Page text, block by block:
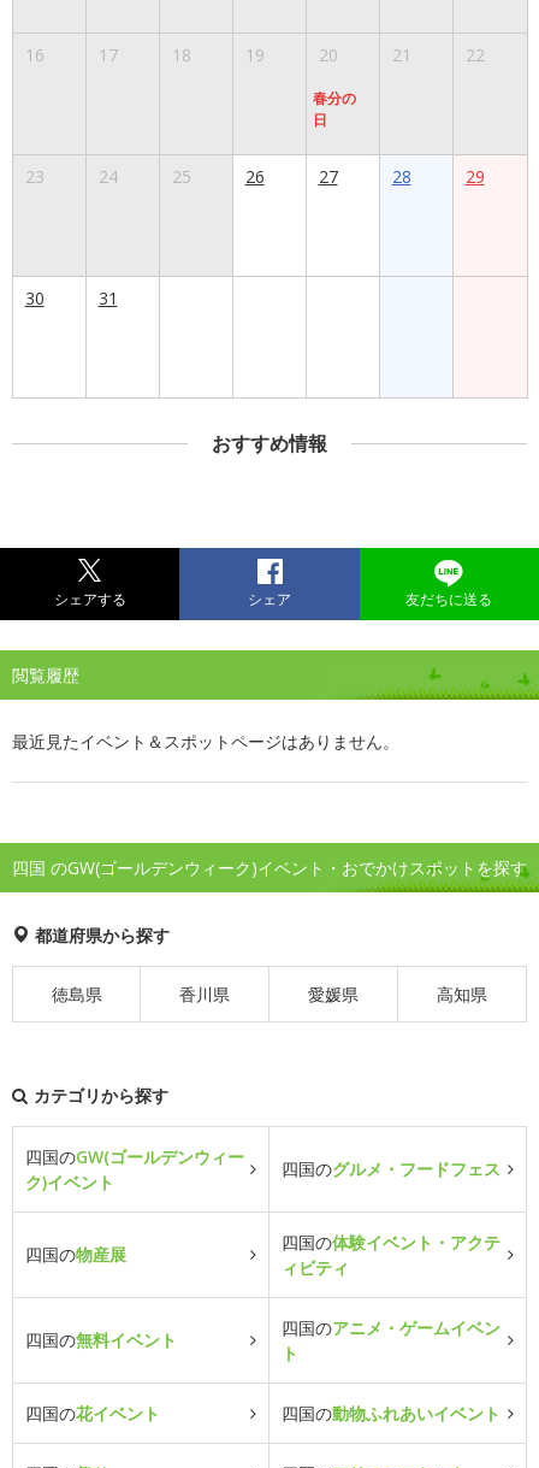
16 17 18 19 20
春分の
日
21 22
23 24 25 26 27 28 29
30 31
おすすめ情報
シェアする シェア 友だちに送る
閲覧履歴
最近見たイベント＆スポットページはありません。
四国 のGW(ゴールデンウィーク)イベント・おでかけスポットを探す
都道府県から探す
徳島県 香川県 愛媛県 高知県
カテゴリから探す
四国のGW(ゴールデンウィー
ク)イベント
四国のグルメ・フードフェス
四国の物産展
四国の体験イベント・アクテ
ィビティ
四国の無料イベント
四国のアニメ・ゲームイベン
ト
四国の花イベント 四国の動物ふれあいイベント